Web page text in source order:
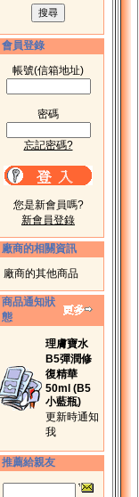
會員登錄
帳號(信箱地址)
密碼
忘記密碼?
您是新會員嗎?
新會員登錄
廠商的相關資訊
廠商的其他商品
商品通知狀
態
理膚寶水
B5彈潤修
復精華
50ml (B5
小藍瓶)
更新時通知
我
推薦給親友